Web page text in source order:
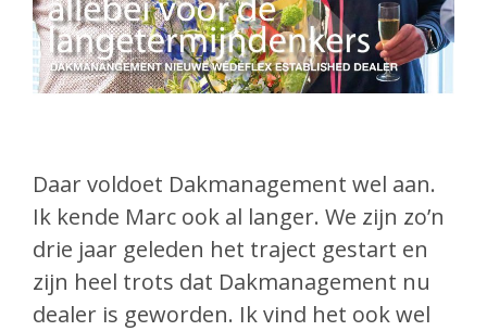
Daar voldoet Dakmanagement wel aan.
Ik kende Marc ook al langer. We zijn zo’n
drie jaar geleden het traject gestart en
zijn heel trots dat Dakmanagement nu
dealer is geworden. Ik vind het ook wel